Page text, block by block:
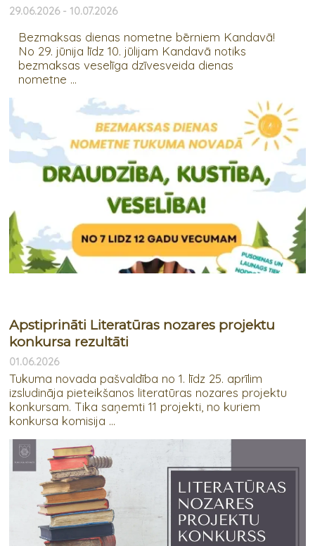
29.06.2026 - 10.07.2026
Bezmaksas dienas nometne bērniem Kandavā!
No 29. jūnija līdz 10. jūlijam Kandavā notiks
bezmaksas veselīga dzīvesveida dienas
nometne ...
Apstiprināti Literatūras nozares projektu
konkursa rezultāti
01.06.2026
Tukuma novada pašvaldība no 1. līdz 25. aprīlim
izsludināja pieteikšanos literatūras nozares projektu
konkursam. Tika saņemti 11 projekti, no kuriem
konkursa komisija ...